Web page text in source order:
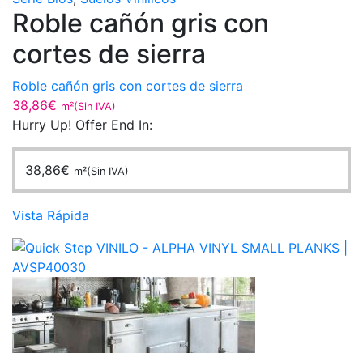
Roble cañón gris con
cortes de sierra
Roble cañón gris con cortes de sierra
38,86€ m²(Sin IVA)
Hurry Up! Offer End In:
38,86€ m²(Sin IVA)
Vista Rápida